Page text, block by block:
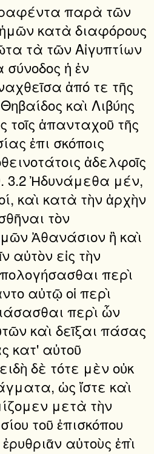
παρὰ τῶν
κατὰ διαφόρους
τὰ τῶν Αἰγυπτίων
σύνοδος ἡ ἐν
ἀπό τε τῆς
καὶ Λιβύης
ἁπανταχοῦ τῆς
ἐπι σκόποις
ἀδελφοῖς
3.2 Ἠδυνάμεθα μέν,
καὶ κατὰ τὴν ἀρχὴν
τὸν
Ἀθανάσιον ἢ καὶ
αὐτὸν εἰς τὴν
περὶ
αὐτῷ οἱ περὶ
περὶ ὧν
καὶ δεῖξαι πάσας
κατ' αὐτοῦ
δὲ τότε μὲν οὐκ
ὡς ἴστε καὶ
μετὰ τὴν
τοῦ ἐπισκόπου
αὐτοὺς ἐπὶ